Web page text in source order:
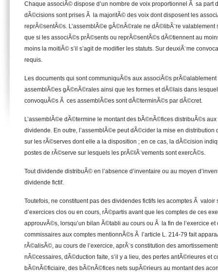
Chaque associÃ© dispose d’un nombre de voix proportionnel Ã sa part
dÃ©cisions sont prises Ã la majoritÃ© des voix dont disposent les
reprÃ©sentÃ©s. L’assemblÃ©e gÃ©nÃ©rale ne dÃ©libÃ¨re valablement
que si les associÃ©s prÃ©sents ou reprÃ©sentÃ©s dÃ©tiennent au
moins la moitiÃ© s’il s’agit de modifier les statuts. Sur deuxiÃ¨me
requis.
Les documents qui sont communiquÃ©s aux associÃ©s
assemblÃ©es gÃ©nÃ©rales ainsi que les formes et dÃ©lais dans
convoquÃ©s Ã ces assemblÃ©es sont dÃ©terminÃ©s par dÃ©cret.
L’assemblÃ©e dÃ©termine le montant des bÃ©nÃ©fices distribuÃ©s
dividende. En outre, l’assemblÃ©e peut dÃ©cider la mise en
sur les rÃ©serves dont elle a la disposition ; en ce cas, la dÃ©cision
postes de rÃ©serve sur lesquels les prÃ©lÃ¨vements sont exercÃ©s.
Tout dividende distribuÃ© en l’absence d’inventaire ou au moyen
dividende fictif.
Toutefois, ne constituent pas des dividendes fictifs les acomptes Ã valoir
d’exercices clos ou en cours, rÃ©partis avant que les comptes de ces
approuvÃ©s, lorsqu’un bilan Ã©tabli au cours ou Ã la fin de l’exercice
commissaires aux comptes mentionnÃ©s Ã l’article L. 214-79 fait
rÃ©alisÃ©, au cours de l’exercice, aprÃ¨s constitution des
nÃ©cessaires, dÃ©duction faite, s’il y a lieu, des pertes antÃ©rieures et
bÃ©nÃ©ficiaire, des bÃ©nÃ©fices nets supÃ©rieurs au montant des